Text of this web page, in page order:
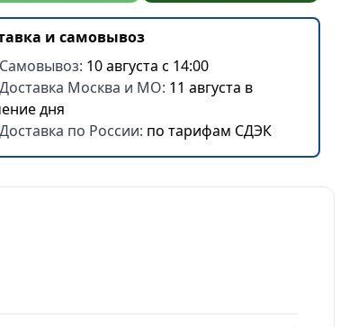
и самовывоз
10 августа с 14:00
Москва и МО: 11 августа в
дня
по России: по тарифам СДЭК